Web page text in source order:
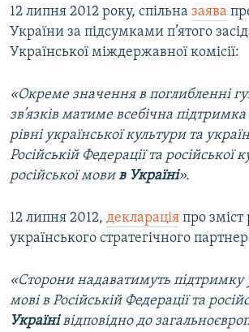
12 липня 2012 року, спільна заява
України за підсумками п’ятого
Української міждержавної комісії:
«Окреме значення в поглибленні
зв’язків матиме всебічна
рівні української культури та
Російській Федерації та російської
російської мовив Україні».
12 липня 2012, декларація про зміст
українського стратегічного
«Сторони надаватимуть підтримку
мові в Російській Федерації та
Українівідповідно до